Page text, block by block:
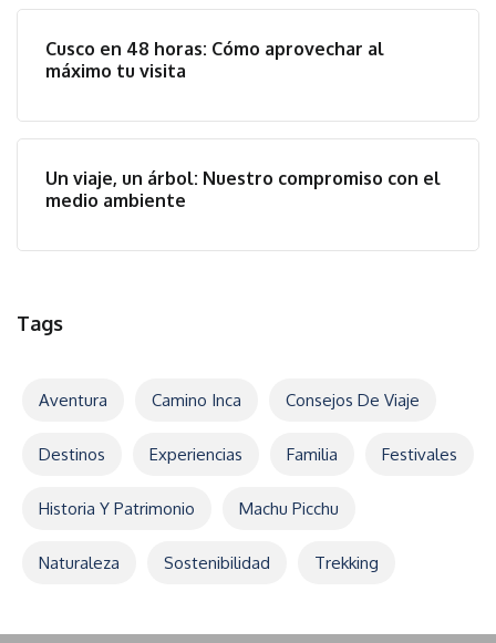
Cusco en 48 horas: Cómo aprovechar al
máximo tu visita
Un viaje, un árbol: Nuestro compromiso con el
medio ambiente
Tags
Aventura Camino Inca Consejos De Viaje
Destinos Experiencias Familia Festivales
Historia Y Patrimonio Machu Picchu
Naturaleza Sostenibilidad Trekking